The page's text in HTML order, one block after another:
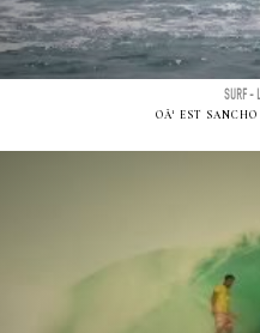
SURF -
OÃ¹ EST